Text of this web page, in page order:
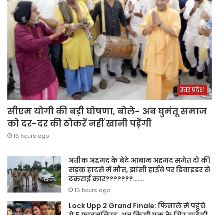
उत्तर प्रदेश
सीएम योगी की बड़ी घोषणा, बोले- अब घुमंतू समाज
को दर-दर की ठोकरें नहीं खानी पड़ेंगी
16 hours ago
अतीक अहमद के बेटे आबान अहमद समेत दो की
सड़क हादसे में मौत, झांसी हाईवे पर डिवाइडर से
टकराई कार???????…….
16 hours ago
Lock Upp 2 Grand Finale: फिनाले में पहुंचे